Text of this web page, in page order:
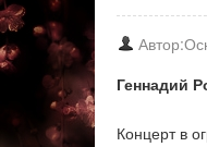
Геннадий
Концерт в